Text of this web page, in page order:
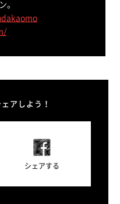
。
アしよう！
シェアする